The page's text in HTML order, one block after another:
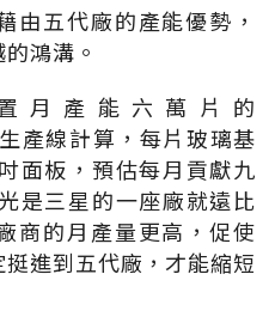
由五代廠的產能優勢，
鴻溝。
月產能六萬片的
產線計算，每片玻璃基
面板，預估每月貢獻九
是三星的一座廠就遠比
商的月產量更高，促使
進到五代廠，才能縮短